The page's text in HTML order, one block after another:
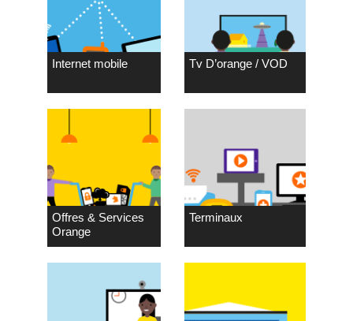
Internet mobile Tv D’orange / VOD
Offres & Services
Orange
Terminaux